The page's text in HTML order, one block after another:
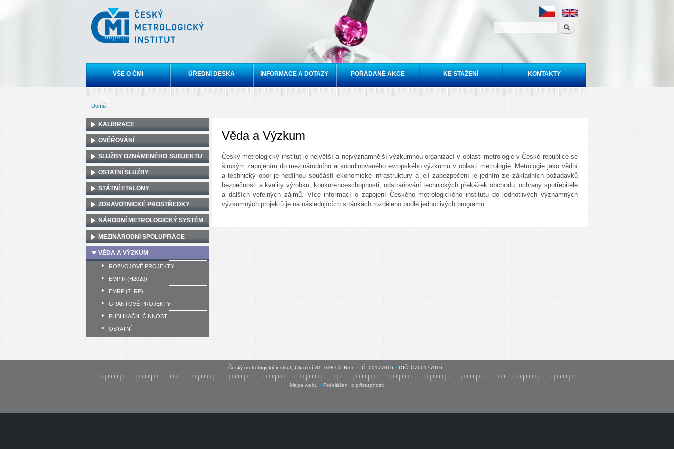
Český
metrologický
institut
Hlavní menu
VŠE O ČMI ÚŘEDNÍ DESKA INFORMACE A DOTAZY POŘÁDANÉ AKCE KE STAŽENÍ KONTAKTY
Domů
Věda a Výzkum
Český metrologický institut je největší a nejvýznamnější výzkumnou organizací v oblasti metrologie v České republice se
širokým zapojením do mezinárodního a koordinovaného evropského výzkumu v oblasti metrologie. Metrologie jako vědní
a technický obor je nedílnou součástí ekonomické infrastruktury a její zabezpečení je jedním ze základních požadavků
bezpečnosti a kvality výrobků, konkurenceschopnosti, odstraňování technických překážek obchodu, ochrany spotřebitele
a dalších veřejných zájmů. Více informací o zapojení Českého metrologického institutu do jednotlivých významných
výzkumných projektů je na následujících stránkách rozděleno podle jednotlivých programů.
KALIBRACE
OVĚŘOVÁNÍ
SLUŽBY OZNÁMENÉHO SUBJEKTU
OSTATNÍ SLUŽBY
STÁTNÍ ETALONY
ZDRAVOTNICKÉ PROSTŘEDKY
NÁRODNÍ METROLOGICKÝ SYSTÉM
MEZINÁRODNÍ SPOLUPRÁCE
VĚDA A VÝZKUM
ROZVOJOVÉ PROJEKTY
EMPIR (H2020)
EMRP (7. RP)
GRANTOVÉ PROJEKTY
PUBLIKAČNÍ ČINNOST
OSTATNÍ
Český metrologický institut, Okružní 31, 638 00 Brno • IČ: 00177016 • DIČ: CZ00177016
Mapa webu • Prohlášení o přístupnosti